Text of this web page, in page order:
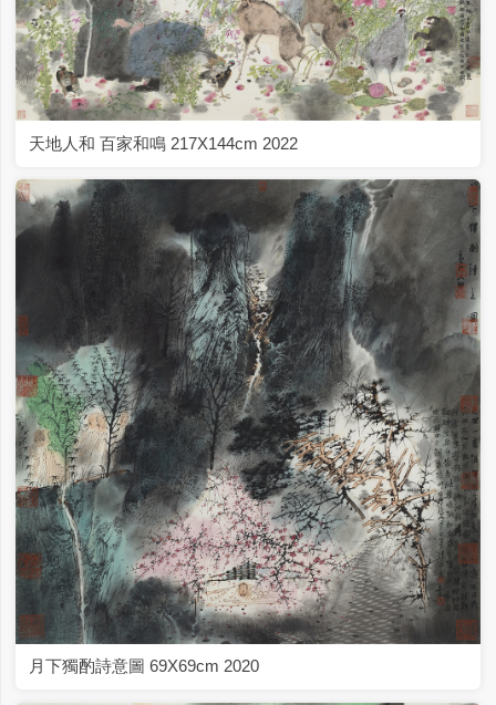
天地人和 百家和鳴 217X144cm 2022
月下獨酌詩意圖 69X69cm 2020